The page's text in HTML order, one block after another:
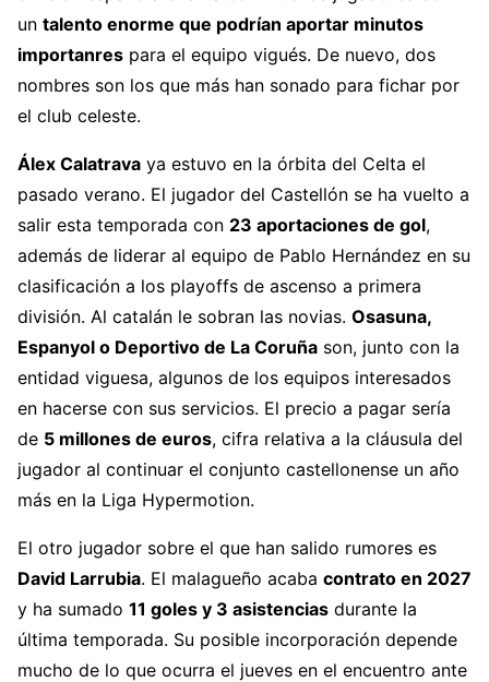
un talento enorme que podrían aportar minutos
importanres para el equipo vigués. De nuevo, dos
nombres son los que más han sonado para fichar por
el club celeste.
Álex Calatrava ya estuvo en la órbita del Celta el
pasado verano. El jugador del Castellón se ha vuelto a
salir esta temporada con 23 aportaciones de gol,
además de liderar al equipo de Pablo Hernández en su
clasificación a los playoffs de ascenso a primera
división. Al catalán le sobran las novias. Osasuna,
Espanyol o Deportivo de La Coruña son, junto con la
entidad viguesa, algunos de los equipos interesados
en hacerse con sus servicios. El precio a pagar sería
de 5 millones de euros, cifra relativa a la cláusula del
jugador al continuar el conjunto castellonense un año
más en la Liga Hypermotion.
El otro jugador sobre el que han salido rumores es
David Larrubia. El malagueño acaba contrato en 2027
y ha sumado 11 goles y 3 asistencias durante la
última temporada. Su posible incorporación depende
mucho de lo que ocurra el jueves en el encuentro ante